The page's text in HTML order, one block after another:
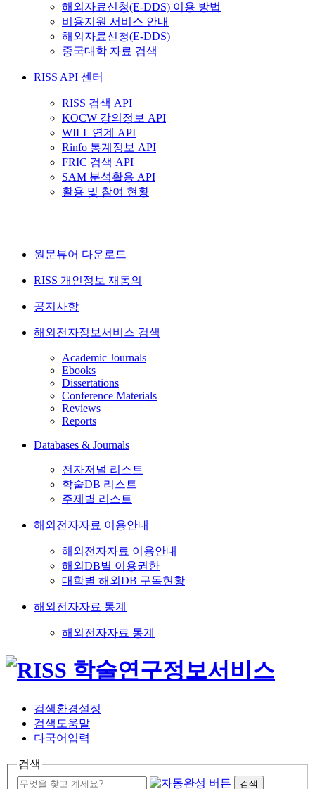
해외자료신청(E-DDS) 이용 방법
비용지원 서비스 안내
해외자료신청(E-DDS)
중국대학 자료 검색
RISS API 센터
RISS 검색 API
KOCW 강의정보 API
WILL 연계 API
Rinfo 통계정보 API
FRIC 검색 API
SAM 분석활용 API
활용 및 참여 현황
원문뷰어 다운로드
RISS 개인정보 재동의
공지사항
해외전자정보서비스 검색
Academic Journals
Ebooks
Dissertations
Conference Materials
Reviews
Reports
Databases & Journals
전자저널 리스트
학술DB 리스트
주제별 리스트
해외전자자료 이용안내
해외전자자료 이용안내
해외DB별 이용권한
대학별 해외DB 구독현황
해외전자자료 통계
해외전자자료 통계
검색환경설정
검색도움말
다국어입력
검색
검색